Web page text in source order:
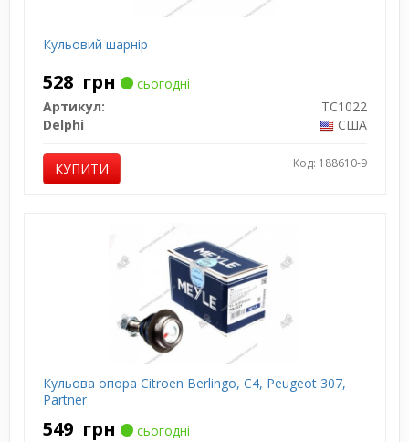
Кульовий шарнір
528 грн
сьогодні
Артикул:
TC1022
Delphi
США
КУПИТИ Код: 188610-9
Кульова опора Citroen Berlingo, C4, Peugeot 307,
Partner
549 грн
сьогодні